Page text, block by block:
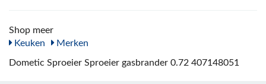
Shop meer
Keuken
Merken
Dometic Sproeier Sproeier gasbrander 0.72 407148051